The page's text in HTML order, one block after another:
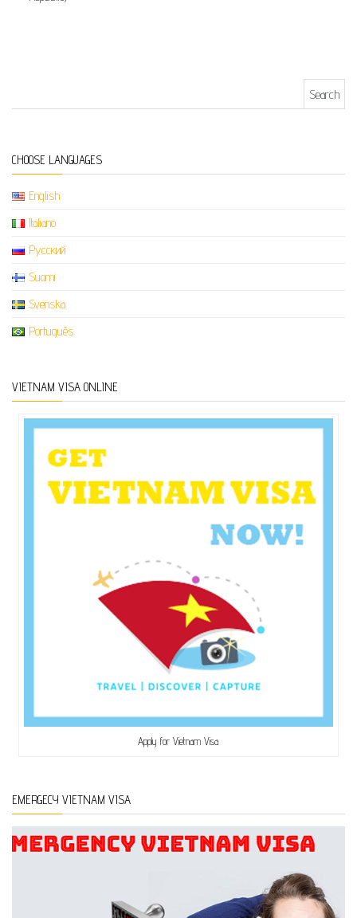
CHOOSE LANGUAGES
English
Italiano
Русский
Suomi
Svenska
Português
VIETNAM VISA ONLINE
Apply for Vietnam Visa
EMERGECY VIETNAM VISA